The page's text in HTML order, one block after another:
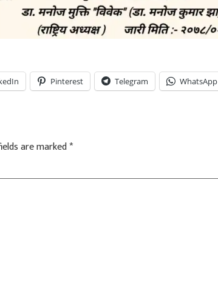
Pinterest Telegram WhatsApp
are marked*